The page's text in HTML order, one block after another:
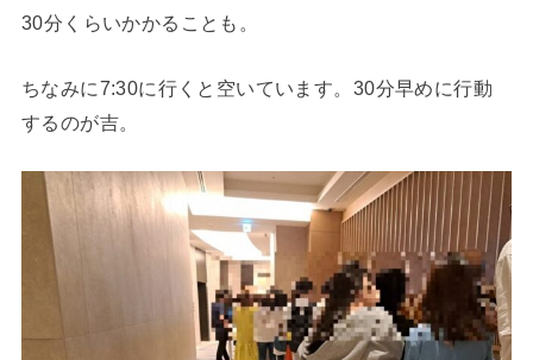
30分くらいかかることも。
ちなみに7:30に行くと空いています。30分早めに行動
するのが吉。